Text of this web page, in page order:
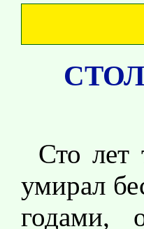
Сто лет
умирал
годами,